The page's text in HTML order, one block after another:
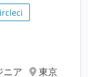
ニア
東京